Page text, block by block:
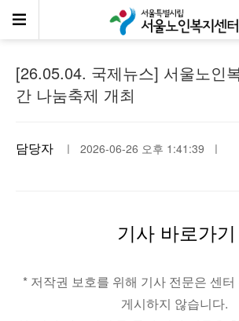
언론속센터
[26.05.04. 국제뉴스] 서울노인
간 나눔축제 개최
담당자 ㅣ 2026-06-26 오후 1:41:39 ㅣ
기사 바로가기
* 저작권 보호를 위해 기사 전문은 센
게시하지 않습니다.